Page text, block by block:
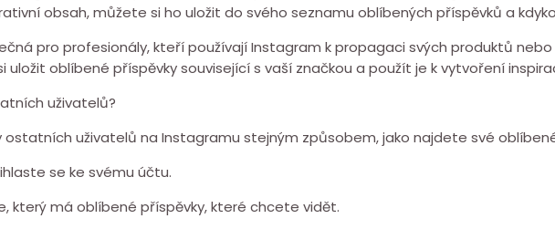
obsah, můžete si ho uložit do svého seznamu oblíbených příspěvků a
pro profesionály, kteří používají Instagram k propagaci svých produktů nebo
uložit oblíbené příspěvky související s vaší značkou a použít je k vytvoření
uživatelů?
uživatelů na Instagramu stejným způsobem, jako najdete své
se ke svému účtu.
který má oblíbené příspěvky, které chcete vidět.